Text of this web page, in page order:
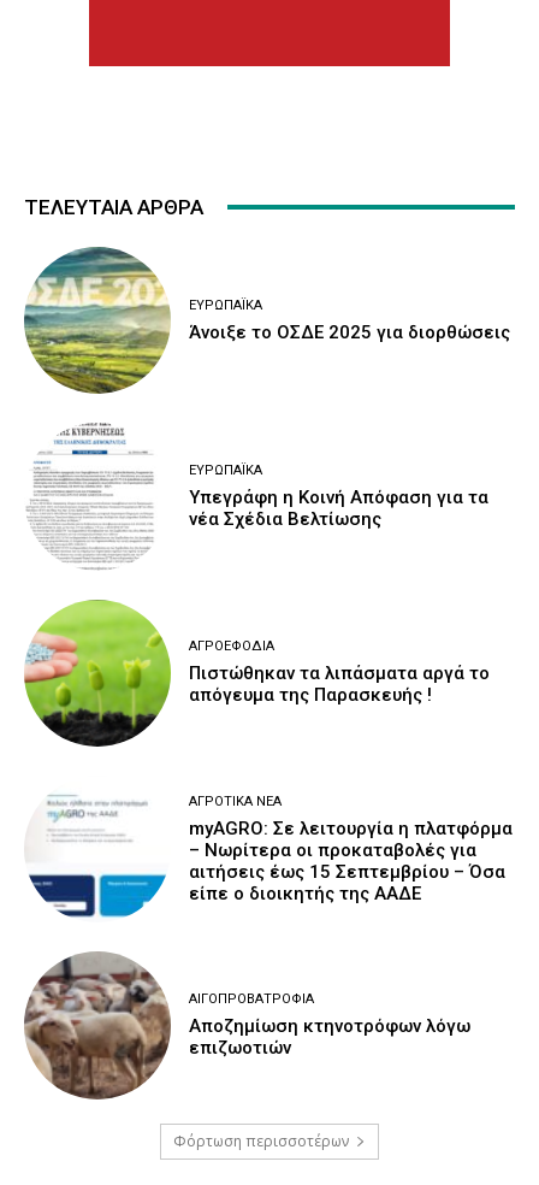
ΤΕΛΕΥΤΑΙΑ ΑΡΘΡΑ
ΕΥΡΩΠΑΪΚΆ
Άνοιξε το ΟΣΔΕ 2025 για διορθώσεις
ΕΥΡΩΠΑΪΚΆ
Υπεγράφη η Κοινή Απόφαση για τα
νέα Σχέδια Βελτίωσης
ΑΓΡΟΕΦΌΔΙΑ
Πιστώθηκαν τα λιπάσματα αργά το
απόγευμα της Παρασκευής !
ΑΓΡΟΤΙΚΆ ΝΈΑ
myAGRO: Σε λειτουργία η πλατφόρμα
– Νωρίτερα οι προκαταβολές για
αιτήσεις έως 15 Σεπτεμβρίου – Όσα
είπε ο διοικητής της ΑΑΔΕ
ΑΙΓΟΠΡΟΒΑΤΡΟΦΊΑ
Αποζημίωση κτηνοτρόφων λόγω
επιζωοτιών
Φόρτωση περισσοτέρων